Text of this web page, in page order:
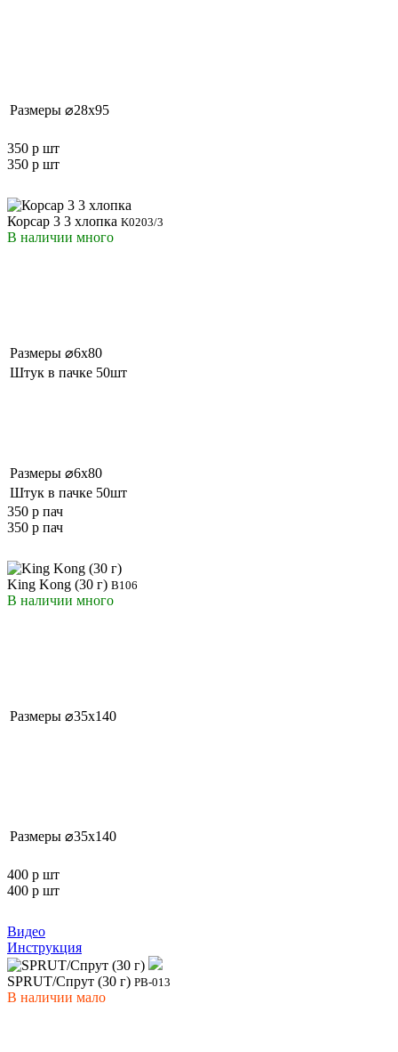
Размеры ⌀28x95
350 р шт
350 р шт
Корсар 3 3 хлопка K0203/3
В наличии много
Размеры ⌀6x80
Штук в пачке 50шт
Размеры ⌀6x80
Штук в пачке 50шт
350 р пач
350 р пач
King Kong (30 г) В106
В наличии много
Размеры ⌀35x140
Размеры ⌀35x140
400 р шт
400 р шт
Видео
Инструкция
SPRUT/Спрут (30 г) РВ-013
В наличии мало